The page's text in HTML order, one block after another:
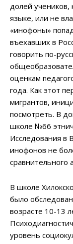
долей учеников,
языке, или не
«инофоны»
въехавших в
говорить по-
оценкам
года. Как этот
мигрантов,
посмотреть. В
школе №66
Исследования в
инофонов не
сравнительного
В школе
было
возрасте 10-13
уровень